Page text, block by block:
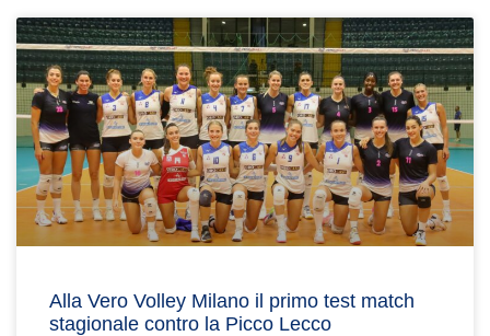
Alla Vero Volley Milano il primo test match
stagionale contro la Picco Lecco